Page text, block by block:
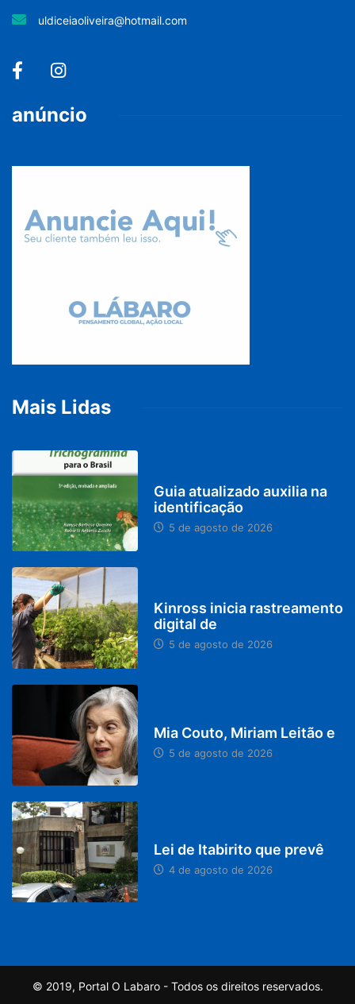
uldiceiaoliveira@hotmail.com
anúncio
Mais Lidas
Guia atualizado auxilia na
identificação
5 de agosto de 2026
Kinross inicia rastreamento
digital de
5 de agosto de 2026
Mia Couto, Miriam Leitão e
5 de agosto de 2026
Lei de Itabirito que prevê
4 de agosto de 2026
© 2019, Portal O Labaro - Todos os direitos reservados.